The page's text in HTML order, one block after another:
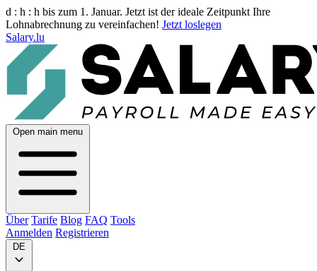
d : h : h bis zum 1. Januar. Jetzt ist der ideale Zeitpunkt Ihre
Lohnabrechnung zu vereinfachen! Jetzt loslegen
Salary.lu
Open main menu
Über Tarife Blog FAQ Tools
Anmelden Registrieren
DE